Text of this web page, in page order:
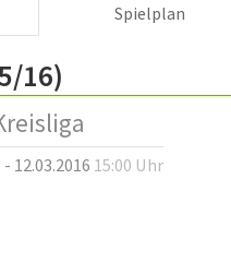
Spielplan
16)
12.03.2016 15:00 Uhr